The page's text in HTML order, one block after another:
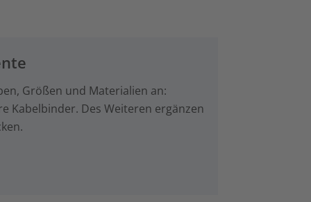
Größen und Materialien an:
Kabelbinder. Des Weiteren ergänzen